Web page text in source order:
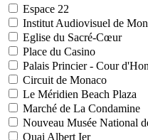
Espace 22
Institut Audiovisuel de
Eglise du Sacré-Cœur
Place du Casino
Palais Princier - Cour
Circuit de Monaco
Le Méridien Beach Plaza
Marché de La Condamine
Nouveau Musée National
Quai Albert Ier